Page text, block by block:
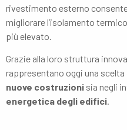
rivestimento esterno
migliorare l’isolamento
più elevato.
Grazie alla loro struttura
rappresentano oggi una
nuove costruzioni sia negli
energetica degli edifici.